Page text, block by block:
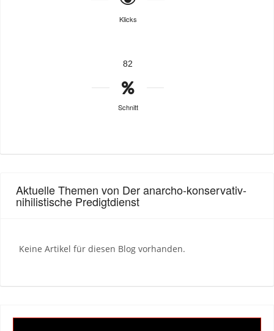
Klicks
82
Schnitt
Aktuelle Themen von Der anarcho-konservativ-
nihilistische Predigtdienst
Keine Artikel für diesen Blog vorhanden.